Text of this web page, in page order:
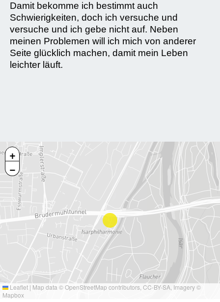
Damit bekomme ich bestimmt auch
Schwierigkeiten, doch ich versuche und
versuche und ich gebe nicht auf. Neben
meinen Problemen will ich mich von anderer
Seite glücklich machen, damit mein Leben
leichter läuft.
+
−
Leaflet | Map data ©OpenStreetMapcontributors, CC-BY-SA , Imagery ©
Mapbox